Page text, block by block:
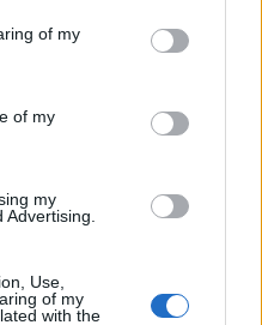
You may click to
and its third-party tags to
purposes in below Google
of my
of my
my
Use,
of my
with the
kínálat talán azért
került olyan
mozikban vetítettek.
az országos
közvetítéseket akár a…
államalapítás